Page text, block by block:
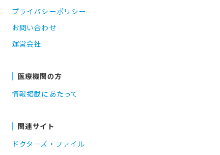
プライバシーポリシー
お問い合わせ
運営会社
医療機関の方
情報掲載にあたって
関連サイト
ドクターズ・ファイル